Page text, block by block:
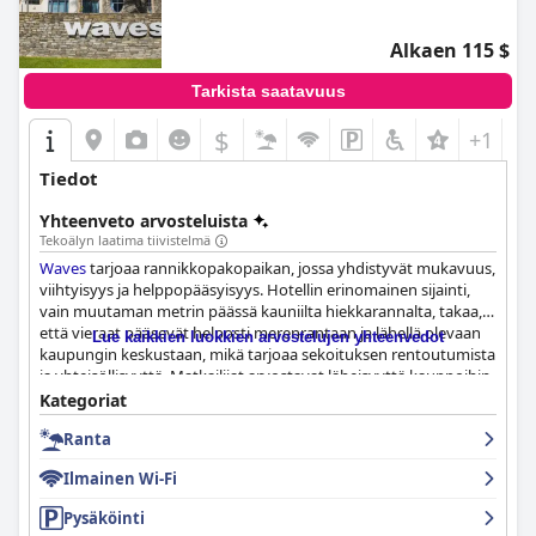
Alkaen 115 $
Tarkista saatavuus
$ +1
Tiedot
Yhteenveto arvosteluista
Tekoälyn laatima tiivistelmä
Wavestarjoaa rannikkopakopaikan, jossa yhdistyvät mukavuus,
viihtyisyys ja helppopääsyisyys. Hotellin erinomainen sijainti,
vain muutaman metrin päässä kauniilta hiekkarannalta, takaa,
että vieraat pääsevät helposti merenrantaan ja lähellä olevaan
kaupungin keskustaan, mikä tarjoaa sekoituksen rentoutumista
ja yhteisöllisyyttä. Matkailijat arvostavat läheisyyttä kauppoihin,
kahviloihin ja ravintoloihin, joihin pääsee lyhyellä kävelyllä
rantaa pitkin, mikä edistää yleisesti ottaen vaivatonta ja ihanaa
oleskelua.
Wavesin majoitusta kehutaan sen tilavuudesta ja
mukavuudesta, ja monista huoneista on merinäköala, kutsuvat
patiot tai parvekkeet sekä mukavuudet, kuten keittiö ja
Lue kaikkien luokkien arvostelujen yhteenvedot
Kategoriat
Ranta
Ilmainen Wi-Fi
Pysäköinti